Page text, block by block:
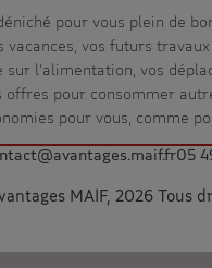
pour vous plein de
vacances, vos futurs
sur l’alimentation, vos
offres pour consommer
pour vous, comme
05
MAIF, 2026 Tous